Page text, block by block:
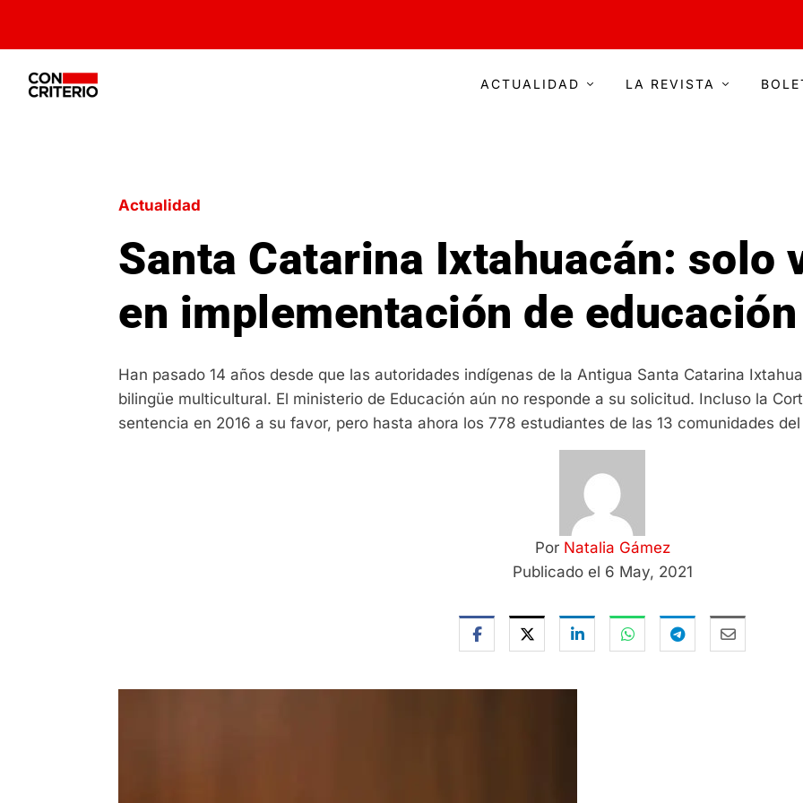
ACTUALIDAD LA REVISTA
Actualidad
Santa Catarina Ixtahuacán: solo
en implementación de
Han pasado 14 años desde que las autoridades indígenas de la Antigua Santa Catarina
bilingüe multicultural. El ministerio de Educación aún no responde a su solicitud. Incluso la
sentencia en 2016 a su favor, pero hasta ahora los 778 estudiantes de las 13 comunidades
Por Natalia Gámez
Publicado el 6 May, 2021